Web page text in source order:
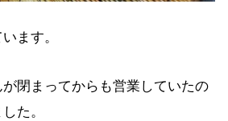
ます。
閉まってからも営業していたの
た。